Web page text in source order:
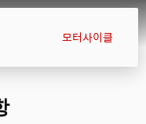
모터사이클